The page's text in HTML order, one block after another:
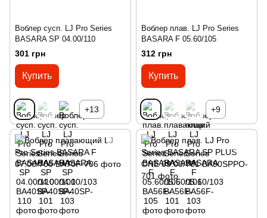
Воблер сусп. LJ Pro Series
BASARA SP 04.00/110
301 грн
Купить
+13
Воблер плав. LJ Pro Series
BASARA F 05.60/105
312 грн
Купить
+9